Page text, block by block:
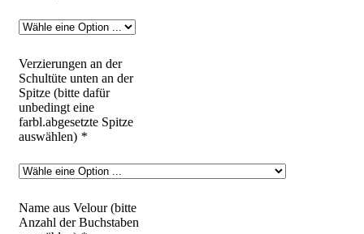
Verzierungen an der
Schultüte unten an der
Spitze (bitte dafür
unbedingt eine
farbl.abgesetzte Spitze
auswählen) *
Name aus Velour (bitte
Anzahl der Buchstaben